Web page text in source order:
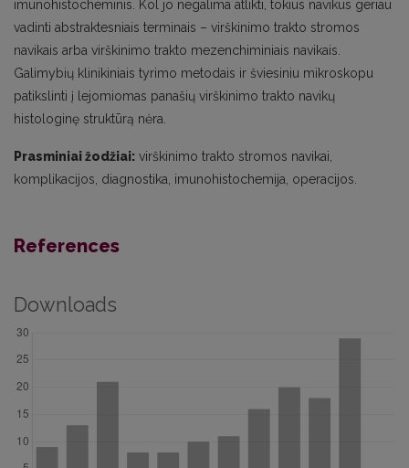
imunohistocheminis. Kol jo negalima atlikti, tokius navikus geriau
vadinti abstraktesniais terminais – virškinimo trakto stromos
navikais arba virškinimo trakto mezenchiminiais navikais.
Galimybių klinikiniais tyrimo metodais ir šviesiniu mikroskopu
patikslinti į lejomiomas panašių virškinimo trakto navikų
histologinę struktūrą nėra.
Prasminiai žodžiai: virškinimo trakto stromos navikai,
komplikacijos, diagnostika, imunohistochemija, operacijos.
References
Downloads